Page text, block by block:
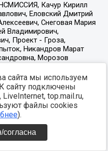
сайта мы используем
сайту подключены
top.mail.ru,
файлы cookies
).
согласна